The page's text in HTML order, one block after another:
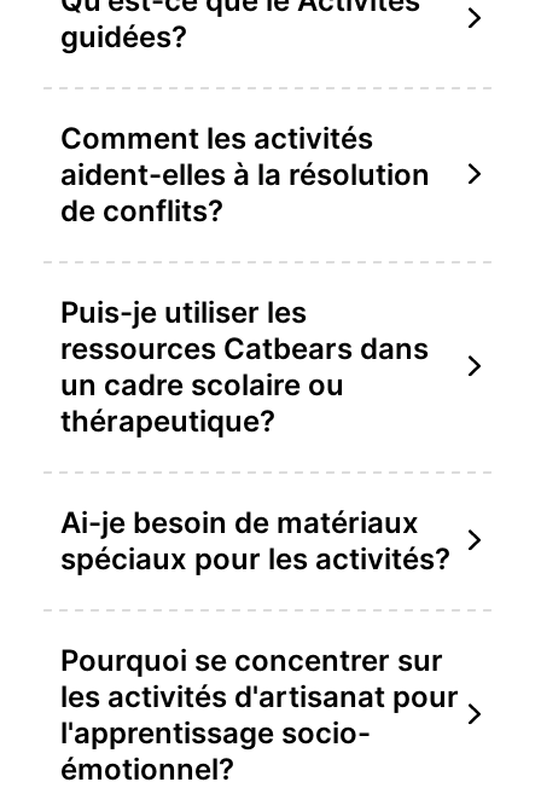
guidées?
Comment les activités
aident-elles à la résolution
de conflits?
Puis-je utiliser les
ressources Catbears dans
un cadre scolaire ou
thérapeutique?
Ai-je besoin de matériaux
spéciaux pour les activités?
Pourquoi se concentrer sur
les activités d'artisanat pour
l'apprentissage socio-
émotionnel?